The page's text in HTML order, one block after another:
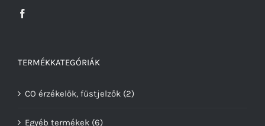
TERMÉKKATEGÓRIÁK
CO érzékelők, füstjelzők (2)
Egyéb termékek (6)